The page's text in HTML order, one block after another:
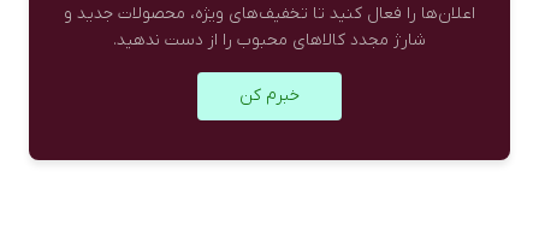
اعلان‌ها را فعال کنید تا تخفیف‌های ویژه، محصولات جدید و
شارژ مجدد کالاهای محبوب را از دست ندهید.
خبرم کن